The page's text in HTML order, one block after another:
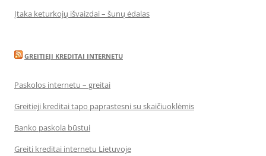
Įtaka keturkojų išvaizdai – šunų ėdalas
GREITIEJI KREDITAI INTERNETU
Paskolos internetu – greitai
Greitieji kreditai tapo paprastesni su skaičiuoklėmis
Banko paskola būstui
Greiti kreditai internetu Lietuvoje